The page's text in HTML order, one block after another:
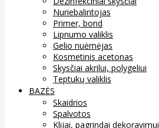
Nuriebalintojas
Primer, bond
Lipnumo valiklis
Gelio nuėmėjas
Kosmetinis acetonas
Skysčiai akrilui, polygeliui
Teptukų valiklis
BAZĖS
Skaidrios
Spalvotos
Klijai, pagrindai dekoravimui